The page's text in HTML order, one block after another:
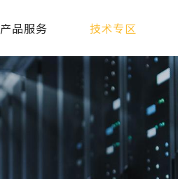
产品服务 技术专区